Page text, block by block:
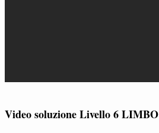
Video soluzione Livello 6 LIMBO